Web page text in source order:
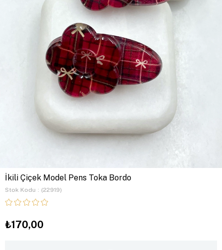
İkili Çiçek Model Pens Toka Bordo
Stok Kodu (22919)
₺170,00